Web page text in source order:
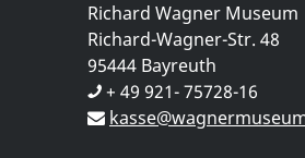
Richard Wagner Museum
Richard-Wagner-Str. 48
95444 Bayreuth
+ 49 921- 75728-16